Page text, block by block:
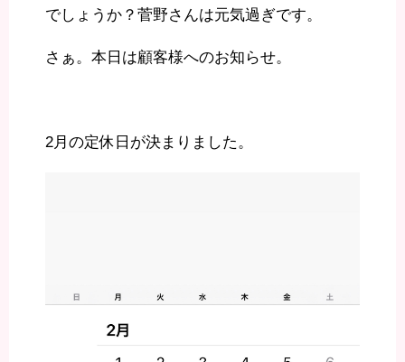
でしょうか？菅野さんは元気過ぎです。
さぁ。本日は顧客様へのお知らせ。
2月の定休日が決まりました。